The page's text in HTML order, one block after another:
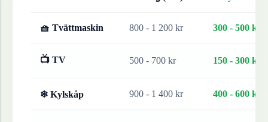
🧺 Tvättmaskin 800 - 1 200 kr 300 - 500 kr
📺 TV 500 - 700 kr 150 - 300 kr
❄ Kylskåp 900 - 1 400 kr 400 - 600 kr